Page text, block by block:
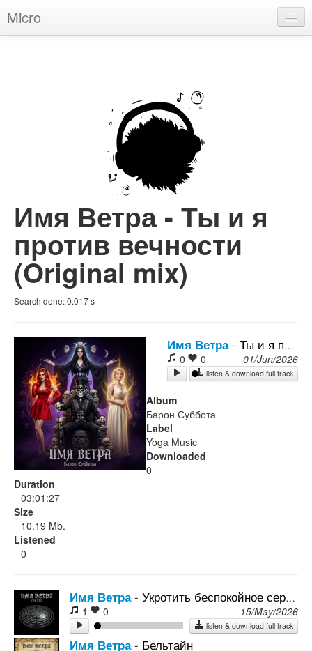
Micro
Breaks
More Genres
Pop
Rock
Имя Ветра - Ты и я
против вечности
(Original mix)
Search done:0.017s
Имя Ветра- Ты и я против вечности
0 0 01/Jun/2026
listen & download full track
Album
Барон Суббота
Label
Yoga Music
Downloaded
0
Duration
03:01:27
Size
10.19 Mb.
Listened
0
Имя Ветра- Укротить беспокойное сердце
1 0 15/May/2026
listen & download full track
Имя Ветра- Бельтайн